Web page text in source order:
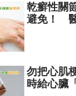
乾癬性關
避免！
勿把心肌
時給心臟